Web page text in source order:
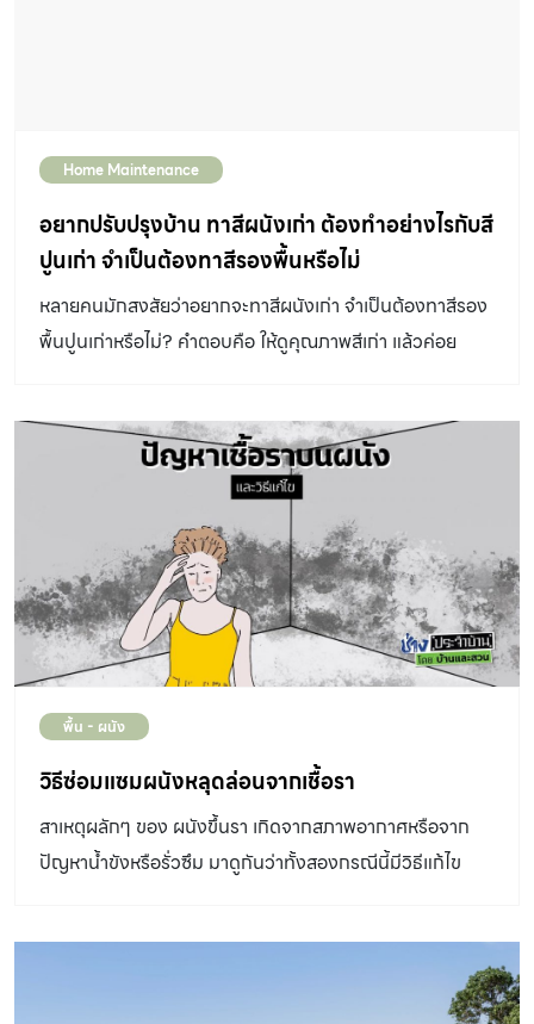
Home Maintenance
อยากปรับปรุงบ้าน ทาสีผนังเก่า ต้องทำอย่างไรกับสี
ปูนเก่า จำเป็นต้องทาสีรองพื้นหรือไม่
หลายคนมักสงสัยว่าอยากจะทาสีผนังเก่า จำเป็นต้องทาสีรอง
พื้นปูนเก่าหรือไม่? คำตอบคือ ให้ดูคุณภาพสีเก่า แล้วค่อย
พื้น - ผนัง
วิธีซ่อมแซมผนังหลุดล่อนจากเชื้อรา
สาเหตุผลักๆ ของ ผนังขึ้นรา เกิดจากสภาพอากาศหรือจาก
ปัญหาน้ำขังหรือรั่วซึม มาดูกันว่าทั้งสองกรณีนี้มีวิธีแก้ไข
ราเติบโตได้ดี เชื้อราบนผนังอาจเกิดขึ้นได้จากหลายสาเหตุ แต่
หลักๆ แบ่งออกได้เป็น 2 กรณี โดยมีวิธีแก้ไขที่แตกต่างกัน